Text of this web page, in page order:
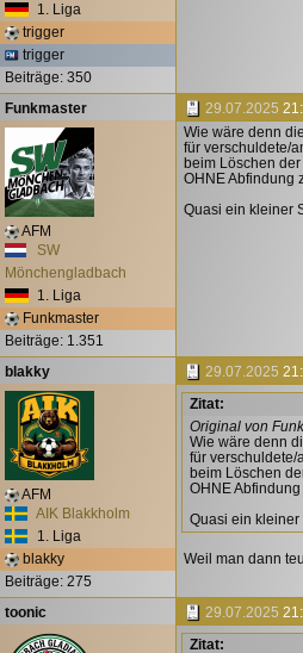
1. Liga
trigger
trigger
Beiträge: 350
Funkmaster
AFM
SW
Mönchengladbach
1. Liga
Funkmaster
Beiträge: 1.351
29.07.2025
Wie wäre denn
für verschuldete/
beim Löschen
OHNE Abfindung
Quasi ein kleiner
blakky
AFM
AIK Blakkholm
1. Liga
blakky
Beiträge: 275
29.07.2025
Zitat:
Original von
Wie wäre denn
für verschuldete/
beim Löschen
OHNE
Quasi ein
Weil man dann
toonic 29.07.2025
Zitat: